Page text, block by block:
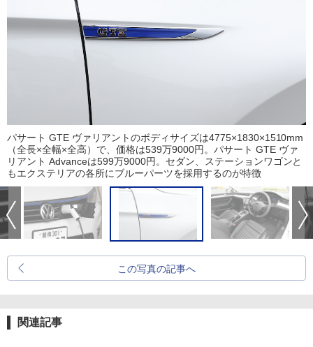
パサート GTE ヴァリアントのボディサイズは4775×1830×1510mm
（全長×全幅×全高）で、価格は539万9000円。パサート GTE ヴァ
リアント Advanceは599万9000円。セダン、ステーションワゴンと
もエクステリアの各所にブルーパーツを採用するのが特徴
この写真の記事へ
関連記事